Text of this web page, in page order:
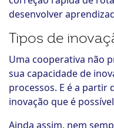
desenvolver
Tipos de
Uma cooperativa não
sua capacidade de
processos. E é a partir
inovação que é
Ainda assim, nem